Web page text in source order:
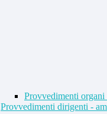
Provvedimenti
Provvedimenti dirigenti -